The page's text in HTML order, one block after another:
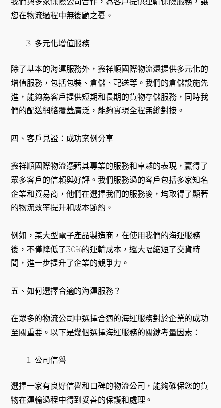
您在物流過程中無後顧之憂。
多元化增值服務
除了基本的海運服務外，鑫祥順國際物流還提供多元化的
增值服務，包括包裝、倉儲、配送等。我們的倉儲設施先
進，能夠為客戶提供短期和長期的貨物存儲服務，同時我
們的配送網絡覆蓋廣泛，能夠實現全程無縫對接。
四、客戶見證：成功案例分享
鑫祥順國際物流憑藉其專業的服務和卓越的表現，贏得了
眾多客戶的信賴與好評。我們服務過的客戶包括多家知名
企業和貿易商，他們在選擇我們的服務後，均取得了顯著
的物流效率提升和成本節約。
例如，某大型電子產品製造商，在使用我們的海運服務
後，不僅降低了30%的運輸成本，還大幅縮短了交貨時
間，進一步提升了企業的競爭力。
五、如何選擇合適的海運服務？
在眾多的物流公司中選擇合適的海運服務對於企業的成功
至關重要。以下是幾個選擇海運服務的關鍵考量因素：
公司信譽
選擇一家有良好信譽和口碑的物流公司，能夠確保您的貨
物在運輸過程中得到妥善的保護和處理。